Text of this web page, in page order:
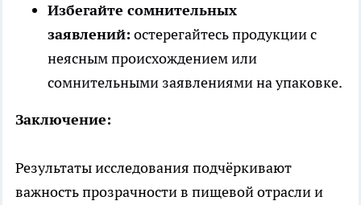
Избегайте сомнительных
заявлений: остерегайтесь продукции с
неясным происхождением или
сомнительными заявлениями на упаковке.
Заключение:
Результаты исследования подчёркивают
важность прозрачности в пищевой отрасли и